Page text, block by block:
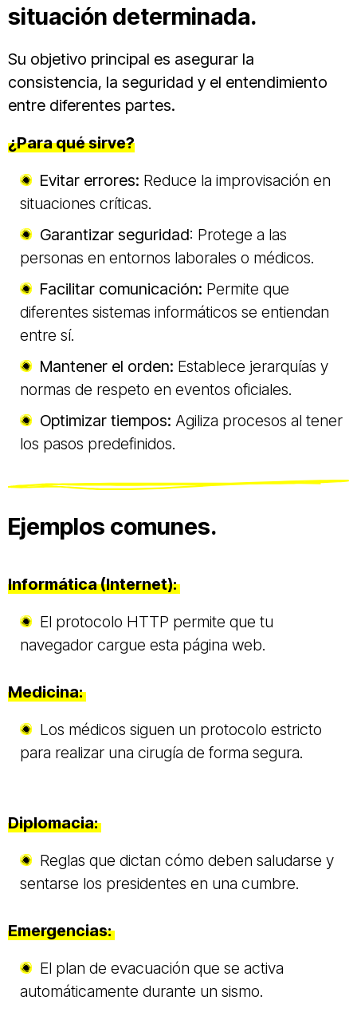
situación determinada.
Su objetivo principal es asegurar la
consistencia, la seguridad y el entendimiento
entre diferentes partes.
¿Para qué sirve?
Evitar errores: Reduce la improvisación en
situaciones críticas.
Garantizar seguridad: Protege a las
personas en entornos laborales o médicos.
Facilitar comunicación: Permite que
diferentes sistemas informáticos se entiendan
entre sí.
Mantener el orden: Establece jerarquías y
normas de respeto en eventos oficiales.
Optimizar tiempos: Agiliza procesos al tener
los pasos predefinidos.
Ejemplos comunes.
Informática (Internet):
El protocolo HTTP permite que tu
navegador cargue esta página web.
Medicina:
Los médicos siguen un protocolo estricto
para realizar una cirugía de forma segura.
Diplomacia:
Reglas que dictan cómo deben saludarse y
sentarse los presidentes en una cumbre.
Emergencias:
El plan de evacuación que se activa
automáticamente durante un sismo.